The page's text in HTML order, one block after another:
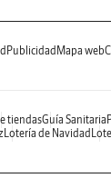
Publicidad Mapa web
tiendasGuía Sanitaria
Lotería de Navidad